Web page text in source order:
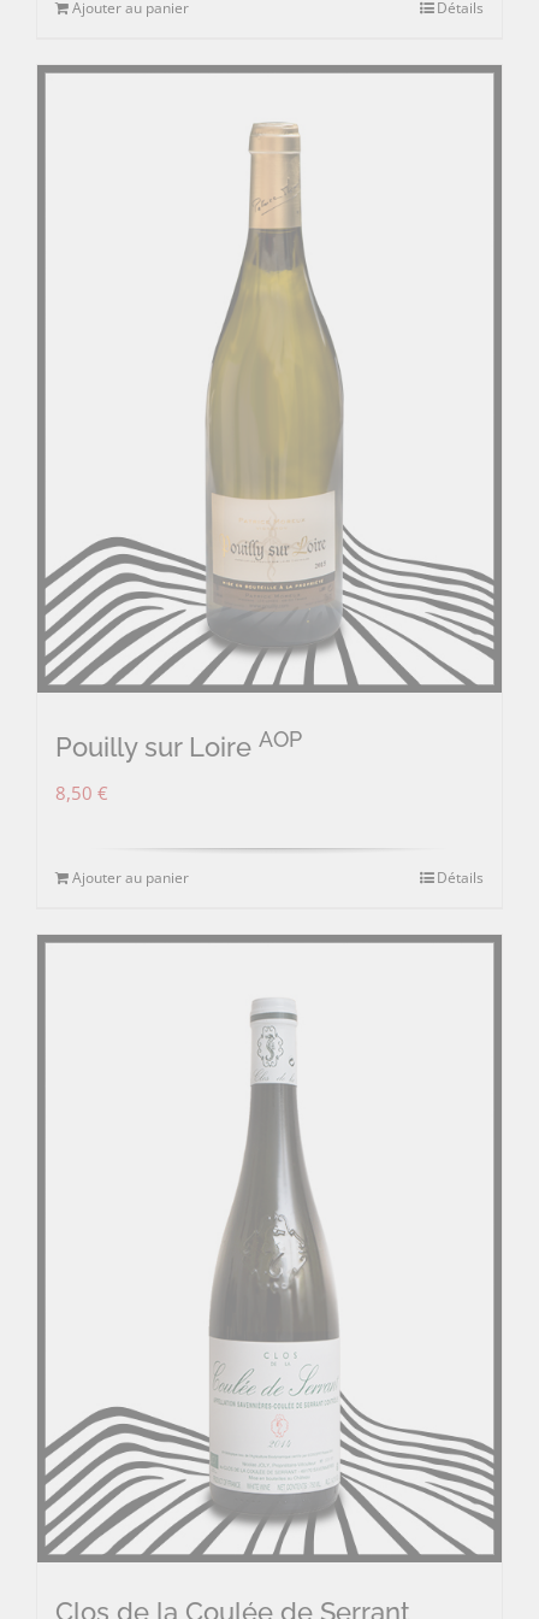
Ajouter au panier Détails
Pouilly sur Loire AOP
8,50 €
Ajouter au panier Détails
Clos de la Coulée de Serrant